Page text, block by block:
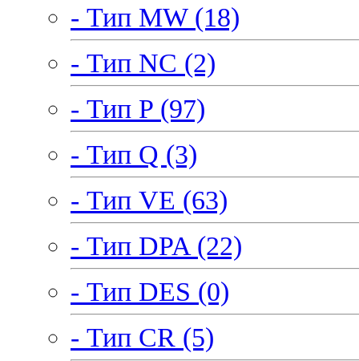
- Тип MW (18)
- Тип NC (2)
- Тип P (97)
- Тип Q (3)
- Тип VE (63)
- Тип DPA (22)
- Тип DES (0)
- Тип CR (5)